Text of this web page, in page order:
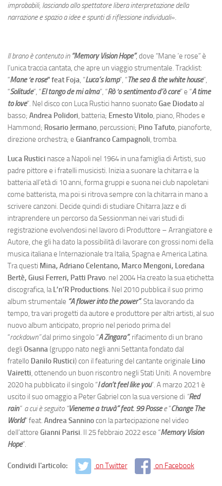
improbabili, lasciando allo spettatore libera interpretazione della
narrazione e spazio a idee e spunti di riflessione individuali».
Il brano è contenuto in “Memory Vision Hope”, dove “Mane ’e rose” è
l’unica traccia cantata, che apre un viaggio strumentale. Tracklist:
“Mane ‘e rose” feat Foja, “Luca’s lamp”, “The sea & the white house”,
“Solitude”, “El tango de mi alma”, “Rò ‘o sentimento d’ò core” e “A time
to love”. Nel disco con Luca Rustici hanno suonato Gae Diodatoal
basso; Andrea Polidori, batteria; Ernesto Vitolo, piano, Rhodes e
Hammond; Rosario Jermano, percussioni; Pino Tafuto, pianoforte,
direzione orchestra; e Gianfranco Campagnoli, tromba.
Luca Rustici nasce a Napoli nel 1964 in una famiglia di Artisti, suo
padre pittore e i fratelli musicisti. Inizia a suonare la chitarra e la
batteria all’età di 10 anni, forma gruppi e suona nei club napoletani
come batterista, ma poi si ritrova sempre con la chitarra in mano a
scrivere canzoni. Decide quindi di studiare Chitarra Jazz e di
intraprendere un percorso da Sessionman nei vari studi di
registrazione evolvendosi nel lavoro di Produttore – Arrangiatore e
Autore, che gli ha dato la possibilità di lavorare con grossi nomi della
musica italiana e Internazionale tra Italia, Spagna e America Latina.
Tra questi Mina, Adriano Celentano, Marco Mengoni, Loredana
Bertè, Giusi Ferreri, Patti Pravo. nel 2004 Ha creato la sua etichetta
discografica, laL’n’R Productions. Nel 2010 pubblica il suo primo
album strumentale “A flower into the power”. Sta lavorando da
tempo, tra vari progetti da autore e produttore per altri artisti, al suo
nuovo album anticipato, proprio nel periodo prima del
“rockdown”dal primo singolo “A Zingara”, rifacimento di un brano
degli Osanna(gruppo nato negli anni Settanta fondato dal
fratello Danilo Rustici) con il featuring del cantante originale Lino
Vairetti, ottenendo un buon riscontro negli Stati Uniti. A novembre
2020 ha pubblicato il singolo “I don’t feel like you”. A marzo 2021 è
uscito il suo omaggio a Peter Gabriel con la sua versione di “Red
rain” a cui è seguito “Vieneme a truvà” feat. 99 Possee“Change The
World” feat. Andrea Sanninocon la partecipazione nel video
dell’attore Gianni Parisi. Il 25 febbraio 2022 esce “Memory Vision
Hope”.
Condividi l'articolo: on Twitter on Facebook